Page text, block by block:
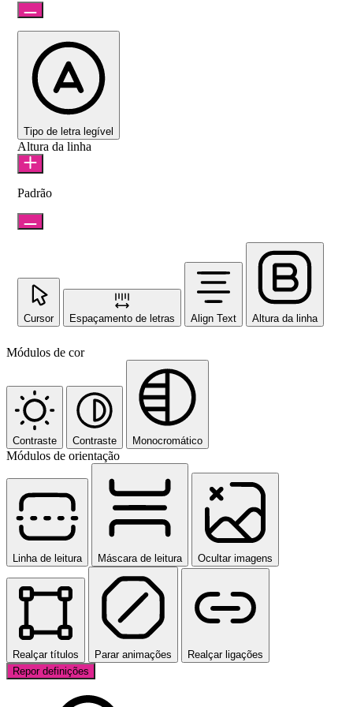
Tipo de letra legível
Altura da linha
Padrão
Cursor Espaçamento de letras Align Text Altura da linha
Módulos de cor
Contraste Contraste Monocromático
Módulos de orientação
Linha de leitura Máscara de leitura Ocultar imagens
Realçar títulos Parar animações
Realçar ligações
Repor definições